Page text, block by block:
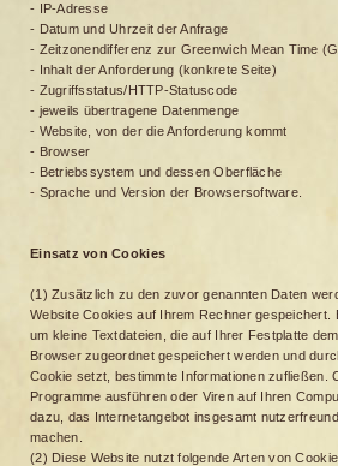
- IP-Adresse
- Datum und Uhrzeit der Anfrage
- Zeitzonendifferenz zur Greenwich Mean Time
- Inhalt der Anforderung (konkrete Seite)
- Zugriffsstatus/HTTP-Statuscode
- jeweils übertragene Datenmenge
- Website, von der die Anforderung kommt
- Browser
- Betriebssystem und dessen Oberfläche
- Sprache und Version der Browsersoftware.
Einsatz von Cookies
(1) Zusätzlich zu den zuvor genannten Daten
Website Cookies auf Ihrem Rechner gespeichert.
um kleine Textdateien, die auf Ihrer Festplatte
Browser zugeordnet gespeichert werden und
Cookie setzt, bestimmte Informationen zufließen.
Programme ausführen oder Viren auf Ihren
dazu, das Internetangebot insgesamt
machen.
(2) Diese Website nutzt folgende Arten von